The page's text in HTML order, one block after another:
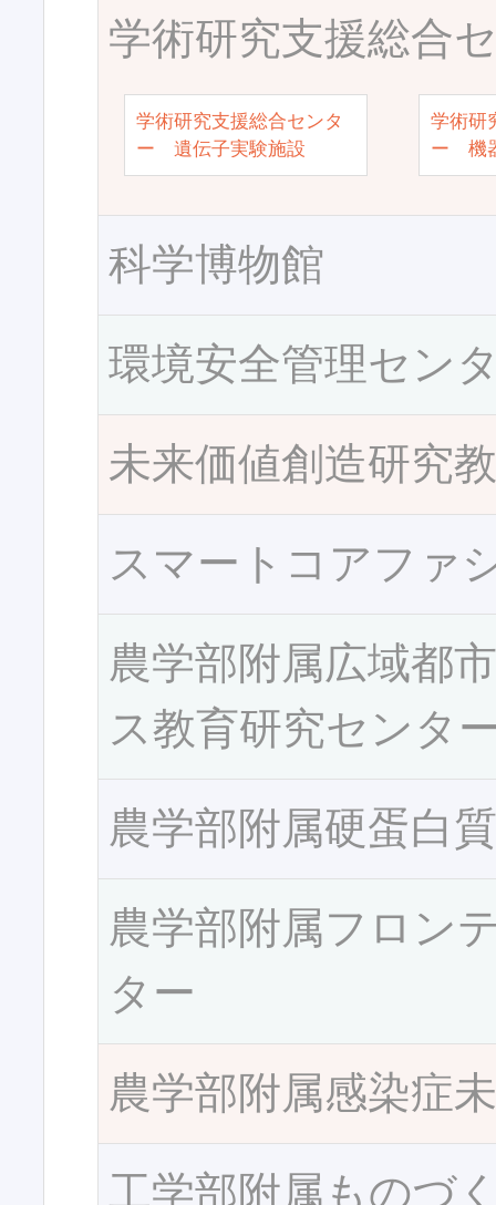
学術研究支援総合
学術研究支援総合センタ
ー 遺伝子実験施設
学術研
ー 機
科学博物館
環境安全管理セン
未来価値創造研究
スマートコアファ
農学部附属広域都
ス教育研究センタ
農学部附属硬蛋白
農学部附属フロン
ター
農学部附属感染症
工学部附属ものづ